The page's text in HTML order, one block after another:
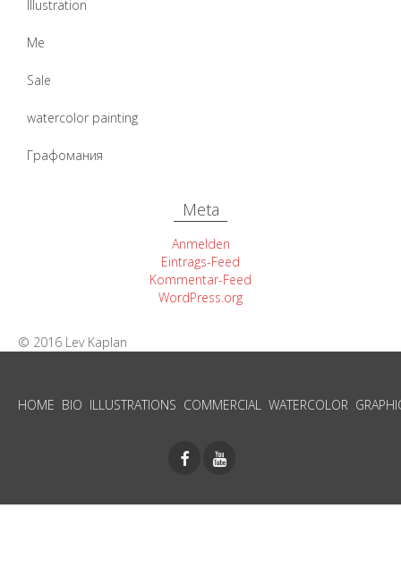
Illustration
Me
Sale
watercolor painting
Графомания
Meta
Anmelden
Eintrags-Feed
Kommentar-Feed
WordPress.org
© 2016 Lev Kaplan
HOME BIO ILLUSTRATIONS COMMERCIAL WATERCOLOR